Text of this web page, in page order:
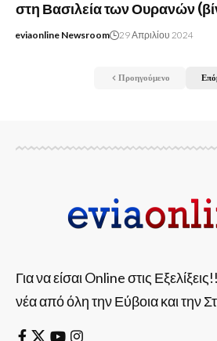
στη Βασιλεία των Ουρανών
eviaonline Newsroom 29 Απριλίου 2024
Προηγούμενο
Για να είσαι Online στις
νέα από όλη την Εύβοια και την